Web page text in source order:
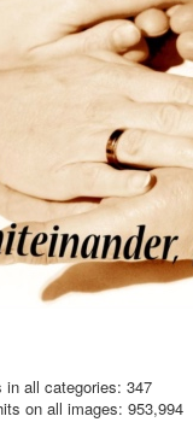
in all categories: 347
on all images: 953,994